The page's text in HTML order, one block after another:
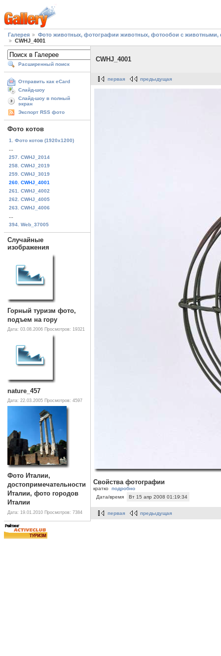
Галерея
Фото животных, фотографии животных, фотообои с
CWHJ_4001
Расширенный поиск
Отправить как eCard
Слайд-шоу
Слайд-шоу в полный
экран
Экспорт RSS фото
Фото котов
1. Фото котов (1920х1200)
257. CWHJ_2014
258. CWHJ_2019
259. CWHJ_3019
260. CWHJ_4001
261. CWHJ_4002
262. CWHJ_4005
263. CWHJ_4006
394. Web_37005
Случайные
изображения
Горный туризм фото,
подъем на гору
Дата: 03.08.2006 Просмотров: 19321
nature_457
Дата: 22.03.2005 Просмотров: 4597
Фото Италии,
достопримечательности
Италии, фото городов
Италии
Дата: 19.01.2010 Просмотров: 7384
CWHJ_4001
первая предыдущая
Свойства фотографии
кратко подробно
Дата/время
Вт 15 апр 2008 01:19:34
первая предыдущая